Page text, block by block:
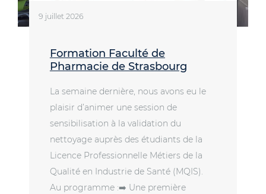
9 juillet 2026
Formation Faculté de
Pharmacie de Strasbourg
La semaine dernière, nous avons eu le
plaisir d’animer une session de
sensibilisation à la validation du
nettoyage auprès des étudiants de la
Licence Professionnelle Métiers de la
Qualité en Industrie de Santé (MQIS).
Au programme :➡️ Une première